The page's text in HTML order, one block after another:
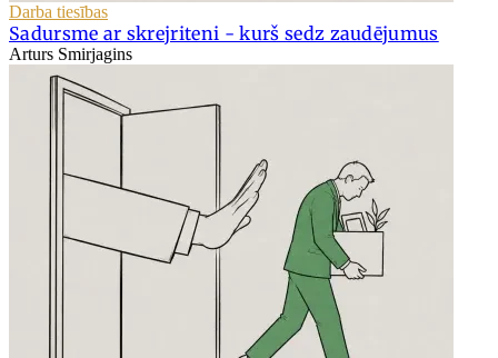
Darba tiesības
Sadursme ar skrejriteni - kurš sedz zaudējumus
Arturs Smirjagins